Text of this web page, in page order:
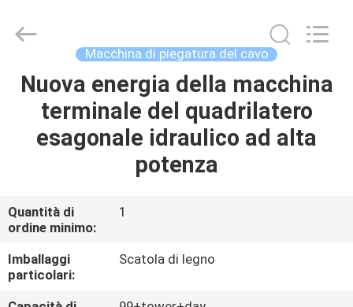
CASA
PRODOTTI
NOI
GIRO
DELLA
Automation
Industrial
Reserved.
Macchina di piegatura del cavo
Nuova energia della macchina
terminale del quadrilatero
esagonale idraulico ad alta
potenza
Quantità di
ordine minimo:
1
Imballaggi
particolari:
Scatola di legno